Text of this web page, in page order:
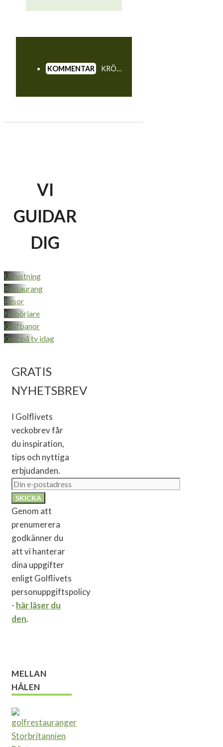
KRÖNIKA. Med en rekordstor global skara av över 100 miljoner golfare är det tydligt att golfen aldrig har mått bättre. Sportens tillväxt speglas i allt från innovationer inom tekniken till engagerande upplevelser som lockar nya målgrupper, särskilt bland yngre generationer, skriver Golflivets Joakim Sabel.
VI
GUIDAR
DIG
Utrustning
Restaurang
Resor
Nybörjare
Golfbanor
Golf på tv idag
GRATIS
NYHETSBREV
I Golflivets
veckobrev får
du inspiration,
tips och nyttiga
erbjudanden.
Genom att
prenumerera
godkänner du
att vi hanterar
dina uppgifter
enligt Golflivets
personuppgiftspolicy
- här läser du
den.
MELLAN
HÅLEN